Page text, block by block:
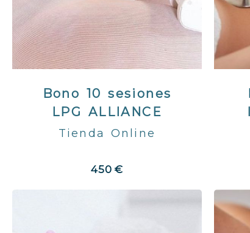
Bono 10 sesiones
LPG ALLIANCE
Tienda Online
450 €